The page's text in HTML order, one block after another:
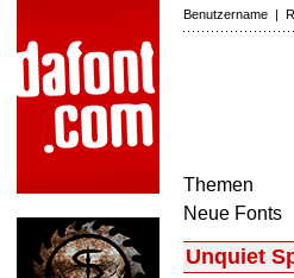
Benutzername |
Themen
Neue Fonts
Unquiet